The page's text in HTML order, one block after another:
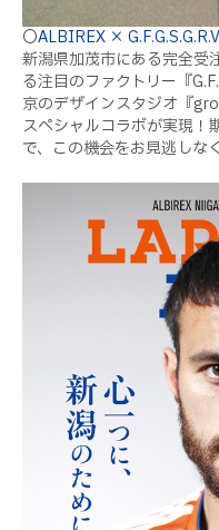
〇ALBIREX ×
新潟県加茂市にある完全受
る注目のファクトリー『
京のデザインスタジオ『
スペシャルコラボが実現！
で、この機会をお見逃しな